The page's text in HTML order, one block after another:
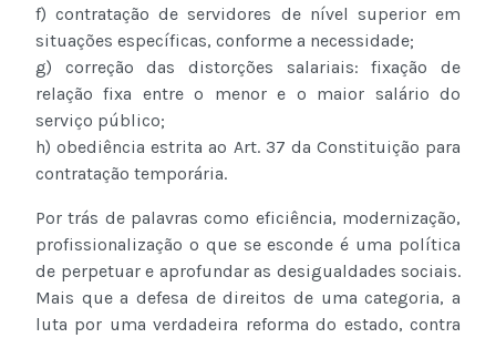
f) contratação de servidores de nível superior em
situações específicas, conforme a necessidade;
g) correção das distorções salariais: fixação de
relação fixa entre o menor e o maior salário do
serviço público;
h) obediência estrita ao Art. 37 da Constituição para
contratação temporária.
Por trás de palavras como eficiência, modernização,
profissionalização o que se esconde é uma política
de perpetuar e aprofundar as desigualdades sociais.
Mais que a defesa de direitos de uma categoria, a
luta por uma verdadeira reforma do estado, contra